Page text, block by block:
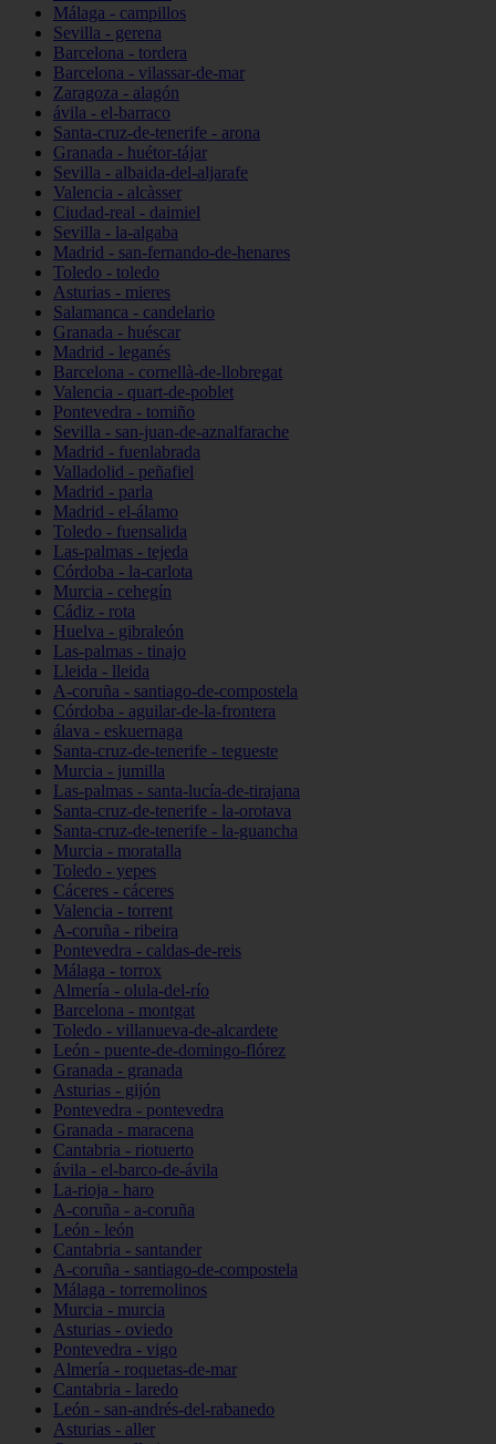
Málaga - campillos
Sevilla - gerena
Barcelona - tordera
Barcelona - vilassar-de-mar
Zaragoza - alagón
ávila - el-barraco
Santa-cruz-de-tenerife - arona
Granada - huétor-tájar
Sevilla - albaida-del-aljarafe
Valencia - alcàsser
Ciudad-real - daimiel
Sevilla - la-algaba
Madrid - san-fernando-de-henares
Toledo - toledo
Asturias - mieres
Salamanca - candelario
Granada - huéscar
Madrid - leganés
Barcelona - cornellà-de-llobregat
Valencia - quart-de-poblet
Pontevedra - tomiño
Sevilla - san-juan-de-aznalfarache
Madrid - fuenlabrada
Valladolid - peñafiel
Madrid - parla
Madrid - el-álamo
Toledo - fuensalida
Las-palmas - tejeda
Córdoba - la-carlota
Murcia - cehegín
Cádiz - rota
Huelva - gibraleón
Las-palmas - tinajo
Lleida - lleida
A-coruña - santiago-de-compostela
Córdoba - aguilar-de-la-frontera
álava - eskuernaga
Santa-cruz-de-tenerife - tegueste
Murcia - jumilla
Las-palmas - santa-lucía-de-tirajana
Santa-cruz-de-tenerife - la-orotava
Santa-cruz-de-tenerife - la-guancha
Murcia - moratalla
Toledo - yepes
Cáceres - cáceres
Valencia - torrent
A-coruña - ribeira
Pontevedra - caldas-de-reis
Málaga - torrox
Almería - olula-del-río
Barcelona - montgat
Toledo - villanueva-de-alcardete
León - puente-de-domingo-flórez
Granada - granada
Asturias - gijón
Pontevedra - pontevedra
Granada - maracena
Cantabria - riotuerto
ávila - el-barco-de-ávila
La-rioja - haro
A-coruña - a-coruña
León - león
Cantabria - santander
A-coruña - santiago-de-compostela
Málaga - torremolinos
Murcia - murcia
Asturias - oviedo
Pontevedra - vigo
Almería - roquetas-de-mar
Cantabria - laredo
León - san-andrés-del-rabanedo
Asturias - aller